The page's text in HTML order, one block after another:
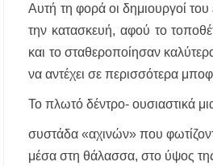
Υποχρεωτικά μέσω τράπεζας τα ενοίκια
την 1η Οκτωβρίου 2026 – Τι αλλάζει για
Έως 30.000 ευρώ επιδότηση για αγορά
δικαιούχοι
Κυνήγι 2026-2027: Πότε ανοίγει η
περίοδος και πόσο κοστίζει η άδεια θήρας
Αυτή τη φορά οι δημιουργοί
την κατασκευή, αφού το
και το σταθεροποίησαν
να αντέχει σε περισσότερα
Το πλωτό δέντρο- ουσιαστικά
συστάδα «αχινών» που
μέσα στη θάλασσα, στο ύψος